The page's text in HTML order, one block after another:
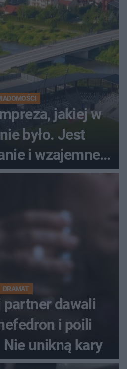
jakiej w
było. Jest
i wzajemne
Dlaczego Peak
DRAMAT
partner dawali
i poili
unikną kary